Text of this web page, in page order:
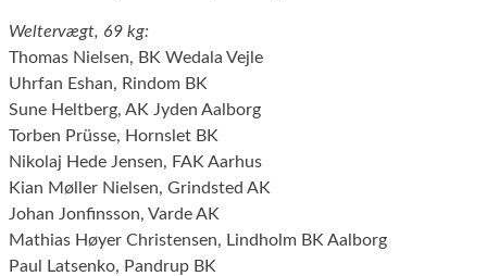
Weltervægt, 69 kg:
Thomas Nielsen, BK Wedala Vejle
Uhrfan Eshan, Rindom BK
Sune Heltberg, AK Jyden Aalborg
Torben Prüsse, Hornslet BK
Nikolaj Hede Jensen, FAK Aarhus
Kian Møller Nielsen, Grindsted AK
Johan Jonfinsson, Varde AK
Mathias Høyer Christensen, Lindholm BK Aalborg
Paul Latsenko, Pandrup BK